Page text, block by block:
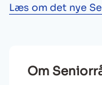
Læs om det nye
Om